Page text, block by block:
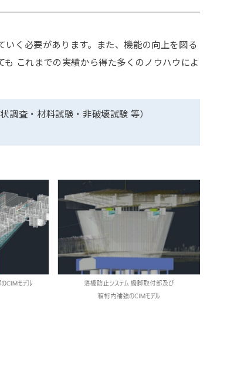
く必要があります。また、機能の向上を図る
これまでの実績から得た多くのノウハウによ
調査・材料試験・非破壊試験 等）